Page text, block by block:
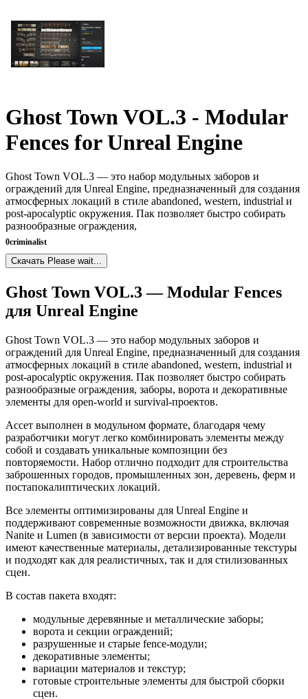
Ghost Town VOL.3 - Modular
Fences for Unreal Engine
Ghost Town VOL.3 — это набор модульных заборов и
ограждений для Unreal Engine, предназначенный для создания
атмосферных локаций в стиле abandoned, western, industrial и
post-apocalyptic окружения. Пак позволяет быстро собирать
разнообразные ограждения,
0criminalist
Скачать Please wait...
Ghost Town VOL.3 — Modular Fences
для Unreal Engine
Ghost Town VOL.3 — это набор модульных заборов и
ограждений для Unreal Engine, предназначенный для создания
атмосферных локаций в стиле abandoned, western, industrial и
post-apocalyptic окружения. Пак позволяет быстро собирать
разнообразные ограждения, заборы, ворота и декоративные
элементы для open-world и survival-проектов.
Ассет выполнен в модульном формате, благодаря чему
разработчики могут легко комбинировать элементы между
собой и создавать уникальные композиции без
повторяемости. Набор отлично подходит для строительства
заброшенных городов, промышленных зон, деревень, ферм и
постапокалиптических локаций.
Все элементы оптимизированы для Unreal Engine и
поддерживают современные возможности движка, включая
Nanite и Lumen (в зависимости от версии проекта). Модели
имеют качественные материалы, детализированные текстуры
и подходят как для реалистичных, так и для стилизованных
сцен.
В состав пакета входят:
модульные деревянные и металлические заборы;
ворота и секции ограждений;
разрушенные и старые fence-модули;
декоративные элементы;
вариации материалов и текстур;
готовые строительные элементы для быстрой сборки
сцен.